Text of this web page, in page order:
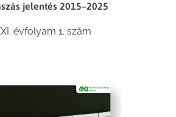
jelentés 2015–2025
évfolyam 1. szám